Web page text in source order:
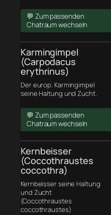
💬 Zum passenden
Chatraum wechseln
Karmingimpel
(Carpodacus
erythrinus)
Der europ. Karmingimpel
seine Haltung und Zucht.
💬 Zum passenden
Chatraum wechseln
Kernbeisser
(Coccothraustes
coccothra)
Kernbeisser seine Haltung
und Zucht
(Coccothraustes
coccothraustes)